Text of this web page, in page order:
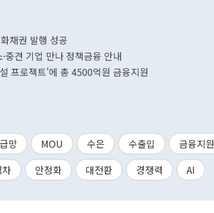
채권 발행 성공
중견 기업 만나 정책금융 안내
프로젝트'에 총 4500억원 금융지원
망 MOU 수은 수출입
금융지원
안정화 대전환 경쟁력 AI